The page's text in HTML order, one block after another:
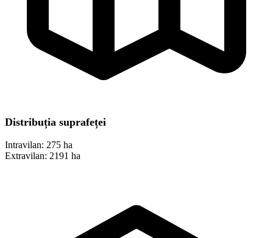
Distribuția suprafeței
Intravilan: 275 ha
Extravilan: 2191 ha